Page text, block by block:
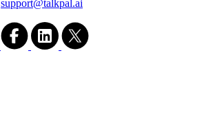
support@talkpal.ai